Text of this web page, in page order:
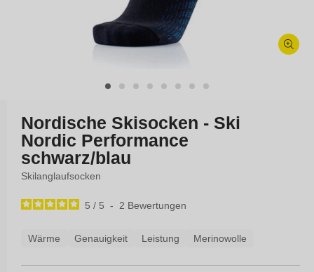
öffnenNordische Skisocken - Ski
Nordic Performance
schwarz/blau
Skilanglaufsocken
5 / 5 - 2 Bewertungen
Wärme Genauigkeit Leistung Merinowolle